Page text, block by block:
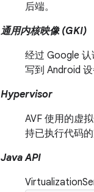
后端。
通用内核映像 (GKI)
经过 Google 认
写到 Android
Hypervisor
AVF 使用的虚
持已执行代码
Java API